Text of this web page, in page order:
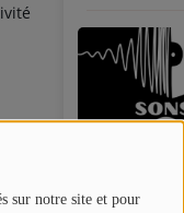
sur notre site et pour